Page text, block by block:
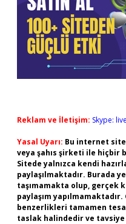
Reklam ve İletişim: Skype:
Yasal Uyarı: Bu internet
veya şahıs şirketi ile hiçbir
Sitede yalnızca kendi
paylaşılmaktadır. Burada
taşımamakta olup, gerçek
paylaşım
benzerlikleri tamamen
taslak halindedir ve